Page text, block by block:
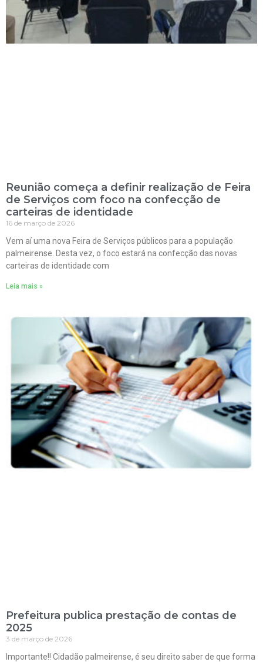
Reunião começa a definir realização de Feira
de Serviços com foco na confecção de
carteiras de identidade
16 de março de 2026
Vem aí uma nova Feira de Serviços públicos para a população
palmeirense. Desta vez, o foco estará na confecção das novas
carteiras de identidade com
Leia mais »
Prefeitura publica prestação de contas de
2025
3 de março de 2026
Importante!! Cidadão palmeirense, é seu direito saber de que forma